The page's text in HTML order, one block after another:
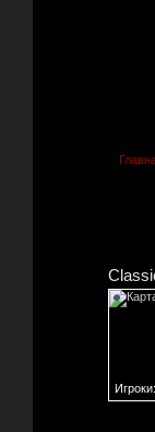
Игроки: